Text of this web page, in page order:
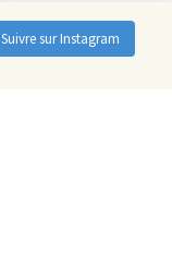
Suivre sur Instagram